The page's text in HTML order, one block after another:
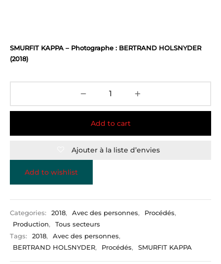
SMURFIT KAPPA – Photographe : BERTRAND HOLSNYDER
(2018)
Add to cart
Ajouter à la liste d’envies
Add to wishlist
Categories: 2018, Avec des personnes, Procédés,
Production,
Tous secteurs
Tags:
2018, Avec des personnes,
BERTRAND HOLSNYDER, Procédés, SMURFIT KAPPA